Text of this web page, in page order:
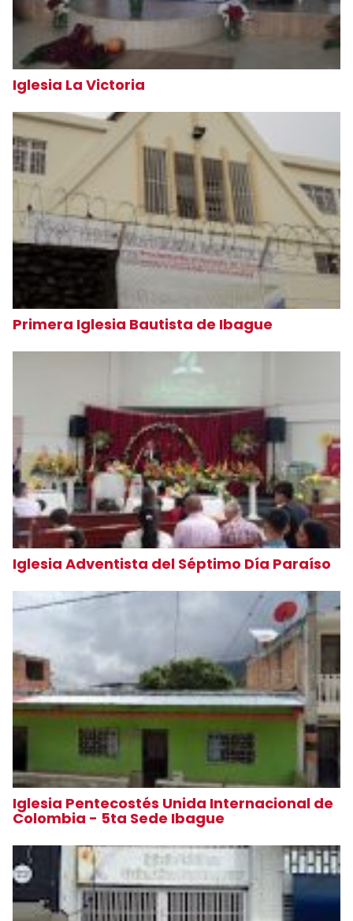
Iglesia La Victoria
Primera Iglesia Bautista de Ibague
Iglesia Adventista del Séptimo Día Paraíso
Iglesia Pentecostés Unida Internacional de
Colombia - 5ta Sede Ibague